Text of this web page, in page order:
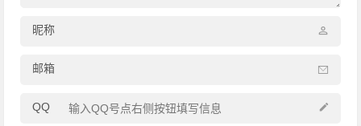
昵称
邮箱
QQ